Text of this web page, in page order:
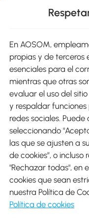
Métodos de Pago
Envíos
Descargar Aosom
En AOSOM,
propias y de terceros
esenciales para el
mientras que otras
evaluar el uso del
y respaldar
redes sociales.
seleccionando
las que se ajusten a
de cookies”, o
"Rechazar todas", en
cookies que sean
nuestra Política de
Política de cookies